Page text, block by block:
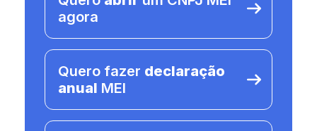
agora
Quero fazer declaração
anual MEI